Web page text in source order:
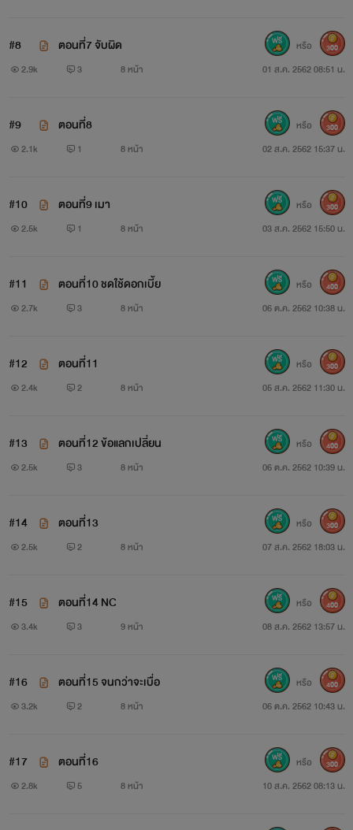
#8 ตอนที่7 จับผิด
2.9k 3 8 หน้า 01 ส.ค. 2562 08:51 น.
หรือ 300
#9 ตอนที่8
2.1k 1 8 หน้า 02 ส.ค. 2562 15:37 น.
หรือ 300
#10 ตอนที่9 เมา
2.5k 1 8 หน้า 03 ส.ค. 2562 15:50 น.
หรือ 300
#11 ตอนที่10 ชดใช้ดอกเบี้ย
2.7k 3 8 หน้า 06 ต.ค. 2562 10:38 น.
หรือ 400
#12 ตอนที่11
2.4k 2 8 หน้า 05 ส.ค. 2562 11:30 น.
หรือ 300
#13 ตอนที่12 ข้อแลกเปลี่ยน
2.5k 3 8 หน้า 06 ต.ค. 2562 10:39 น.
หรือ 400
#14 ตอนที่13
2.5k 2 8 หน้า 07 ส.ค. 2562 18:03 น.
หรือ 300
#15 ตอนที่14 NC
3.4k 3 9 หน้า 08 ส.ค. 2562 13:57 น.
หรือ 400
#16 ตอนที่15 จนกว่าจะเบื่อ
3.2k 2 8 หน้า 06 ต.ค. 2562 10:43 น.
หรือ 400
#17 ตอนที่16
2.8k 5 8 หน้า 10 ส.ค. 2562 08:13 น.
หรือ 300